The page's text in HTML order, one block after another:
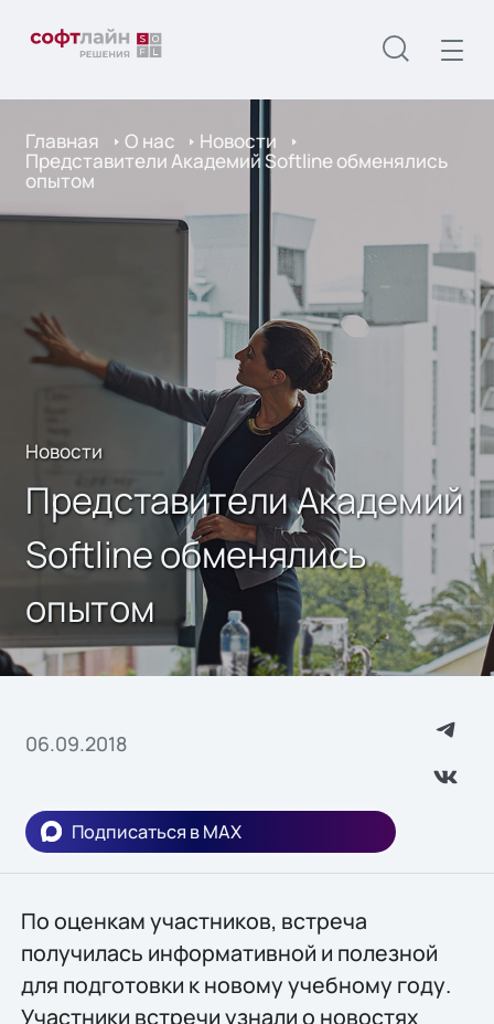
Главная О нас Новости
Представители Академий Softline обменялись
опытом
Новости
Представители Академий
Softline обменялись
опытом
06.09.2018
Подписаться в MAX
По оценкам участников, встреча
получилась информативной и полезной
для подготовки к новому учебному году.
Участники встречи узнали о новостях